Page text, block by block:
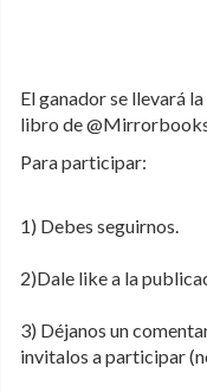
El ganador se llevará
libro de
Para participar:
1) Debes seguirnos.
2)Dale like a la
3) Déjanos un
invitalos a participar